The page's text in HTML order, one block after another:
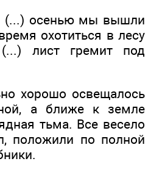
(...) осенью мы вышли
охотиться в лесу
лист гремит под
хорошо освещалось
а ближе к земле
тьма. Все весело
положили по полной